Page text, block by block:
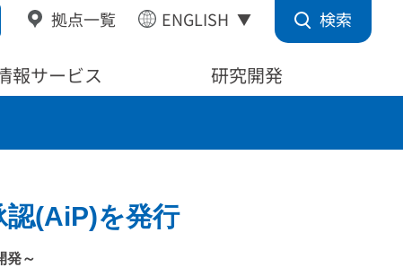
検索
ENGLISH
拠点一覧
報サービス 研究開発
認(AiP)を発行
発～